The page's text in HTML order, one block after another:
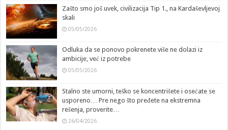
Zašto smo još uvek, civilizacija Tip 1., na Kardaševljevoj
skali
05/05/2026
Odluka da se ponovo pokrenete više ne dolazi iz
ambicije, već iz potrebe
05/05/2026
Stalno ste umorni, teško se koncentrišete i osećate se
usporeno… Pre nego što pređete na ekstremna
rešenja, proverite…
26/04/2026